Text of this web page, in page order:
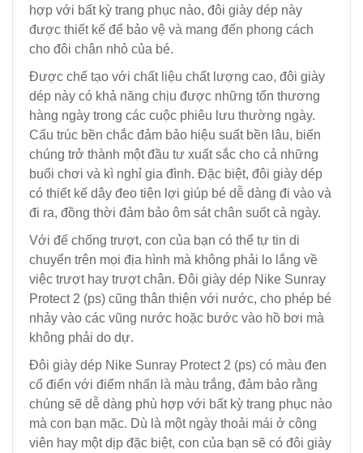
hợp với bất kỳ trang phục nào, đôi giày dép này
được thiết kế để bảo vệ và mang đến phong cách
cho đôi chân nhỏ của bé.
Được chế tạo với chất liệu chất lượng cao, đôi giày
dép này có khả năng chịu được những tổn thương
hàng ngày trong các cuộc phiêu lưu thường ngày.
Cấu trúc bền chắc đảm bảo hiệu suất bền lâu, biến
chúng trở thành một đầu tư xuất sắc cho cả những
buổi chơi và kì nghỉ gia đình. Đặc biệt, đôi giày dép
có thiết kế dây đeo tiện lợi giúp bé dễ dàng đi vào và
đi ra, đồng thời đảm bảo ôm sát chân suốt cả ngày.
Với đế chống trượt, con của bạn có thể tự tin di
chuyển trên mọi địa hình mà không phải lo lắng về
việc trượt hay trượt chân. Đôi giày dép Nike Sunray
Protect 2 (ps) cũng thân thiện với nước, cho phép bé
nhảy vào các vũng nước hoặc bước vào hồ bơi mà
không phải do dự.
Đôi giày dép Nike Sunray Protect 2 (ps) có màu đen
cổ điển với điểm nhấn là màu trắng, đảm bảo rằng
chúng sẽ dễ dàng phù hợp với bất kỳ trang phục nào
mà con bạn mặc. Dù là một ngày thoải mái ở công
viên hay một dịp đặc biệt, con của bạn sẽ có đôi giày